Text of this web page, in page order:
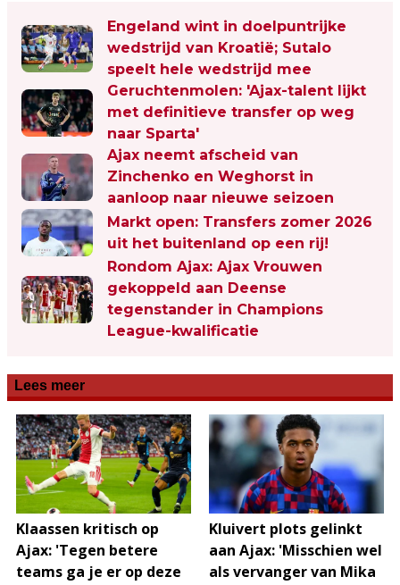
Engeland wint in doelpuntrijke
wedstrijd van Kroatië; Sutalo
speelt hele wedstrijd mee
Geruchtenmolen: 'Ajax-talent lijkt
met definitieve transfer op weg
naar Sparta'
Ajax neemt afscheid van
Zinchenko en Weghorst in
aanloop naar nieuwe seizoen
Markt open: Transfers zomer 2026
uit het buitenland op een rij!
Rondom Ajax: Ajax Vrouwen
gekoppeld aan Deense
tegenstander in Champions
League-kwalificatie